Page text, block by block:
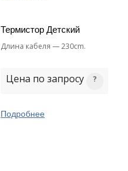
Термистор Детский
Длина кабеля — 230cm.
Цена по запросу
Подробнее